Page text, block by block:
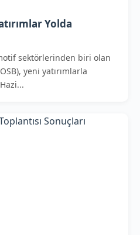
Yolda
sektörlerinden biri olan
yeni yatırımlarla